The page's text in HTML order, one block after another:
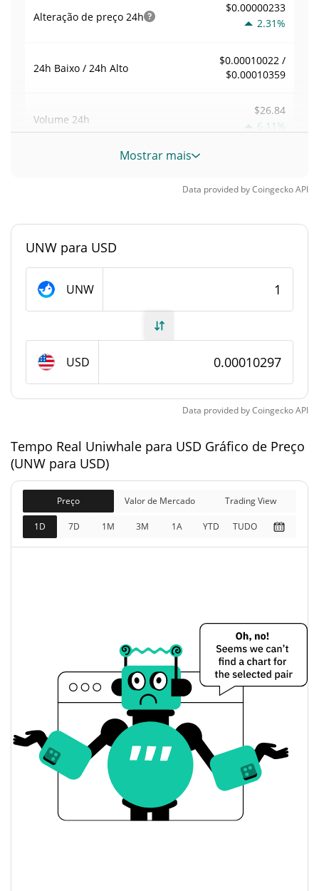
Alteração de preço 24h
$0.00000233
2.31%
24h Baixo / 24h Alto
$0.00010022 /
$0.00010359
Volume 24h
$26.84
6.11%
Volume / Limite de
Posição de mercado
Fornecimento de Uniwhale
circulação
Fornecimento total
100,000,000 UNW
Uniwhale Capitalização de mercado
Capitalização de
mercado
$862.15
2.31%
Totalmente diluído
Limite de mercado
$917.73
1.21%
$0.00010186963
Abertura / Fecho de
$0.00010186963 /
$0.00010160192
A mudança de ontem
Volume de ontem $5.5912878
Histórico do preço do Uniwhale
Mostrar mais
Data provided byCoingeckoAPI
UNW para USD
UNW
USD
Data provided byCoingeckoAPI
Tempo Real Uniwhale para USD Gráfico de Preço
(UNW para USD)
Preço Valor de Mercado Trading View
1D 7D 1M 3M 1A YTD TUDO